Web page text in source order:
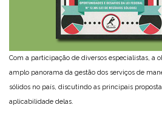
Com a participação de diversos especialistas, a
amplo panorama da gestão dos serviços de
sólidos no país, discutindo as principais
aplicabilidade delas.